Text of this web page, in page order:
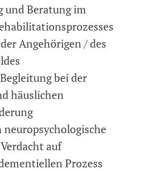
und Beratung im
Angehörigen / des
bei der
häuslichen
auf
Prozess